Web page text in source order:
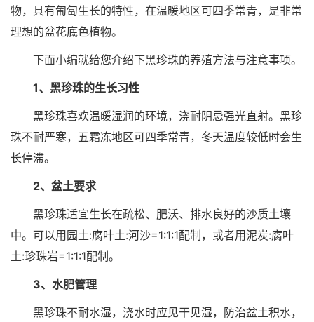
物，具有匍匐生长的特性，在温暖地区可四季常青，是非常
理想的盆花底色植物。
下面小编就给您介绍下黑珍珠的养殖方法与注意事项。
1、黑珍珠的生长习性
黑珍珠喜欢温暖湿润的环境，浇耐阴忌强光直射。黑珍
珠不耐严寒，五霜冻地区可四季常青，冬天温度较低时会生
长停滞。
2、盆土要求
黑珍珠适宜生长在疏松、肥沃、排水良好的沙质土壤
中。可以用园土:腐叶土:河沙=1:1:1配制，或者用泥炭:腐叶
土:珍珠岩=1:1:1配制。
3、水肥管理
黑珍珠不耐水湿，浇水时应见干见湿，防治盆土积水，